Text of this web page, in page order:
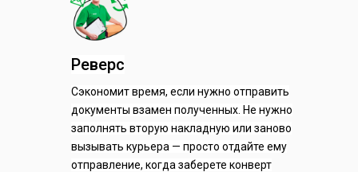
Сэкономит время, если нужно отправить
документы взамен полученных. Не нужно
заполнять вторую накладную или заново
вызывать курьера — просто отдайте ему
отправление, когда заберете конверт
Реверс